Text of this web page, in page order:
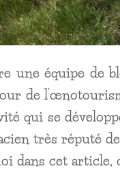
une équipe de
de
qui se
très réputé
dans cet article,